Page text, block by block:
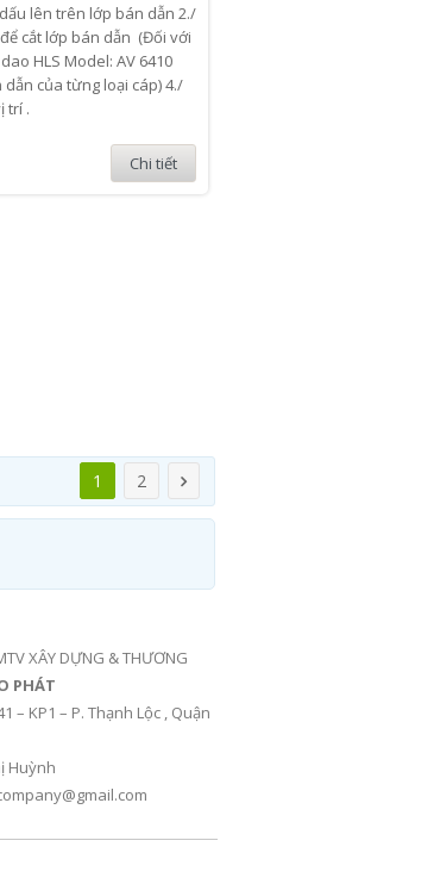
lên trên lớp bán dẫn 2./
cắt lớp bán dẫn (Đối với
HLS Model: AV 6410
của từng loại cáp) 4./
trí .
Chi tiết
1 2
XÂY DỰNG & THƯƠNG
PHÁT
– KP1 – P. Thạnh Lộc , Quận
Huỳnh